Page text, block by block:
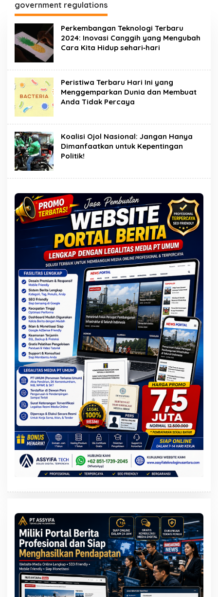
government regulations
Perkembangan Teknologi Terbaru
2024: Inovasi Canggih yang Mengubah
Cara Kita Hidup sehari‑hari
Peristiwa Terbaru Hari Ini yang
Menggemparkan Dunia dan Membuat
Anda Tidak Percaya
Koalisi Ojol Nasional: Jangan Hanya
Dimanfaatkan untuk Kepentingan
Politik!